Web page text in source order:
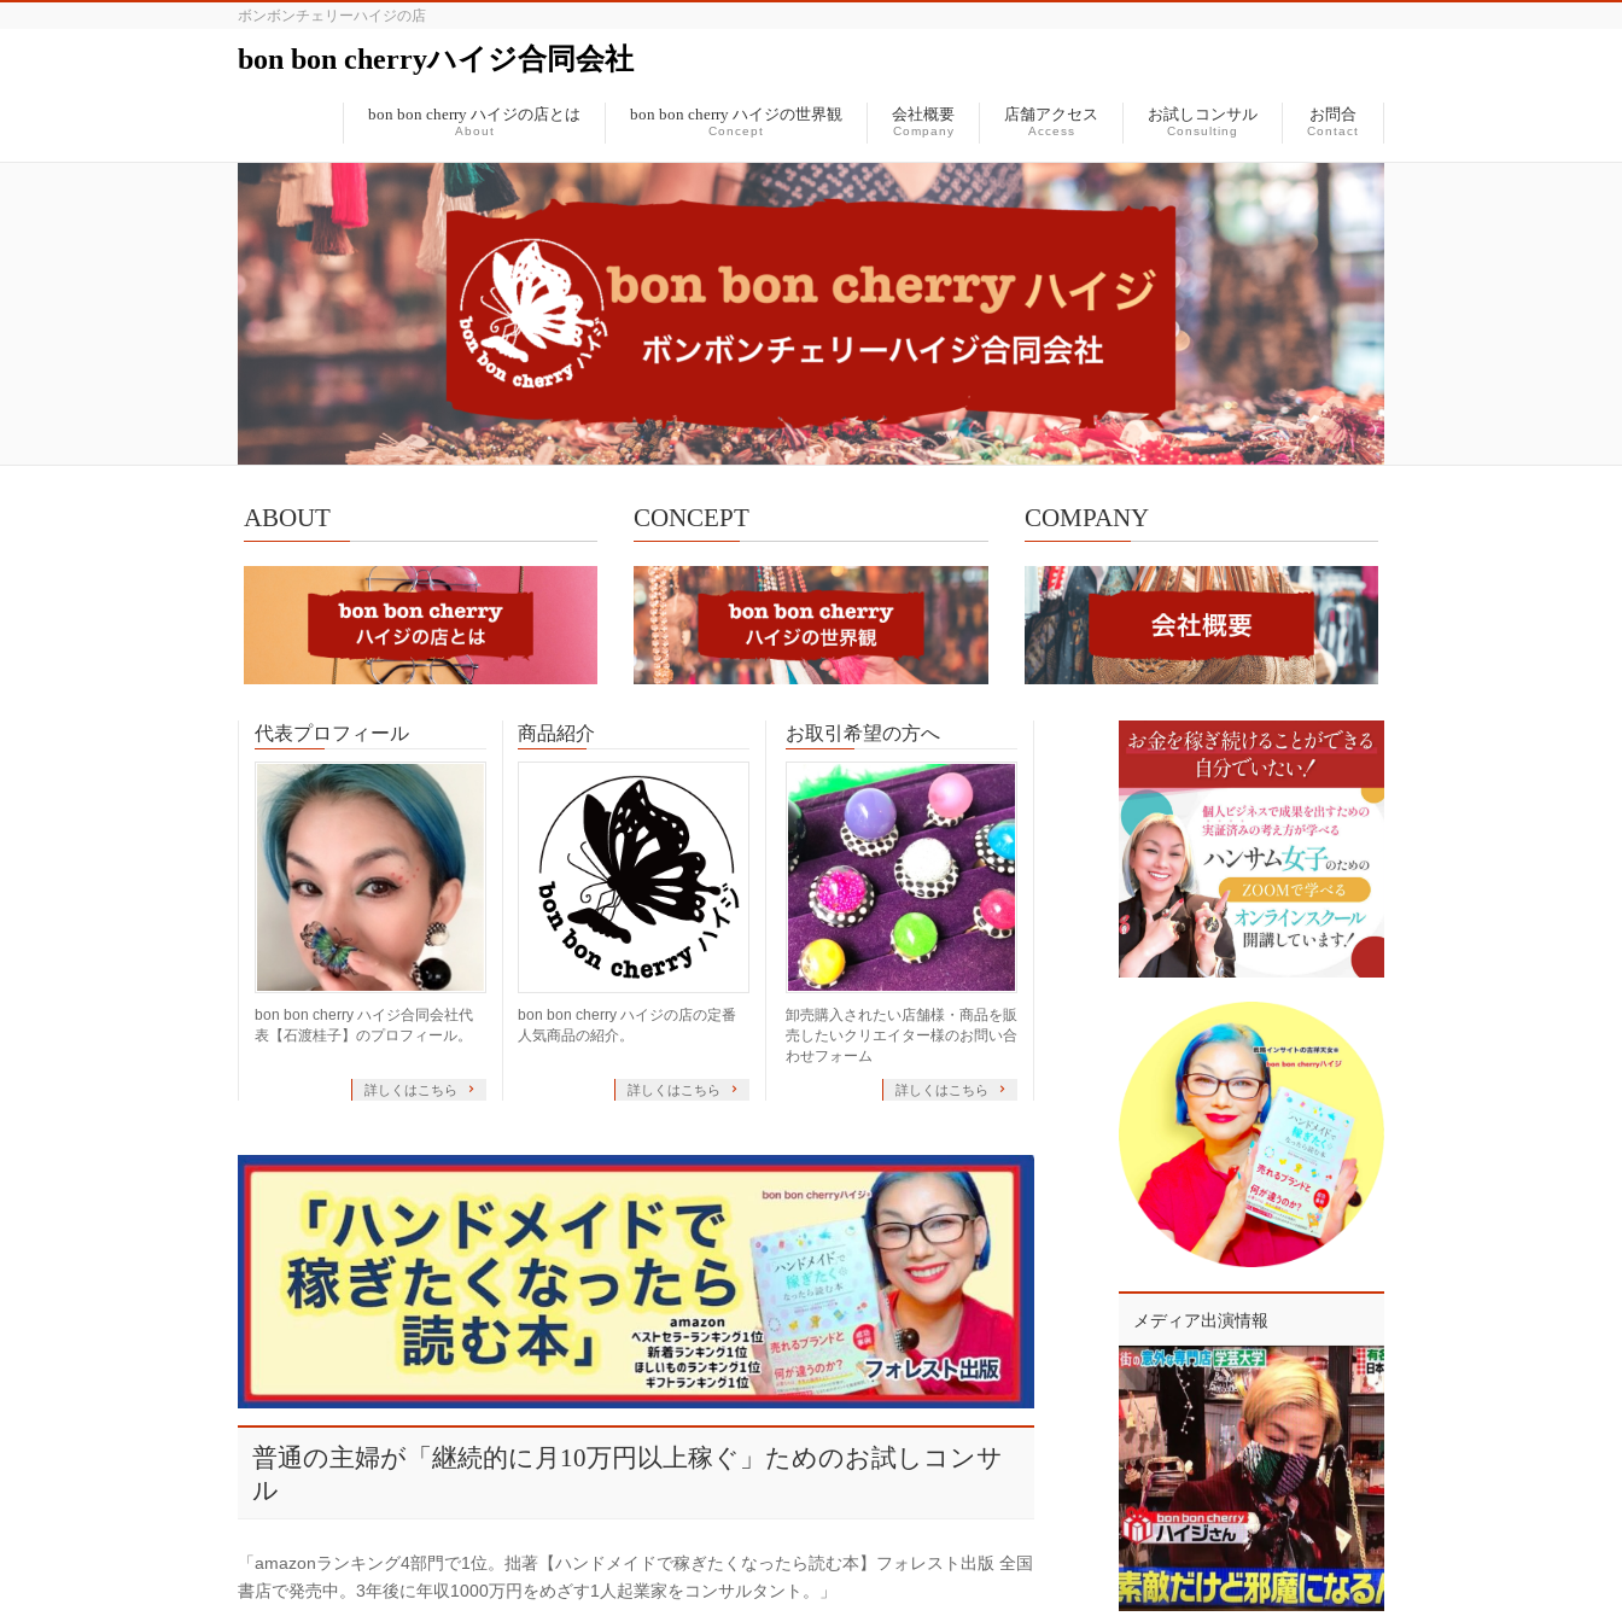
ボンボンチェリーハイジの店
bon bon cherryハイジ合同会社
bon bon cherry ハイジの店とは
About
bon bon cherry ハイジの世界観
Concept
会社概要
Company
店舗アクセス
Access
お試しコンサル
Consulting
お問合
Contact
ABOUT CONCEPT COMPANY
代表プロフィール
bon bon cherry ハイジ合同会社代
表【石渡桂子】のプロフィール。
詳しくはこちら
商品紹介
bon bon cherry ハイジの店の定番
人気商品の紹介。
詳しくはこちら
お取引希望の方へ
卸売購入されたい店舗様・商品を販
売したいクリエイター様のお問い合
わせフォーム
詳しくはこちら
普通の主婦が「継続的に月10万円以上稼ぐ」ためのお試しコンサ
ル
「amazonランキング4部門で1位。拙著【ハンドメイドで稼ぎたくなったら読む本】フォレスト出版 全国
書店で発売中。3年後に年収1000万円をめざす1人起業家をコンサルタント。」
メディア出演情報